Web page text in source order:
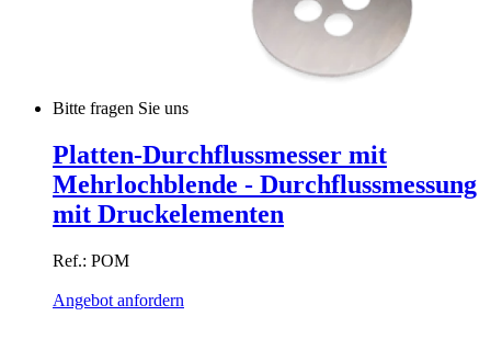
Bitte fragen Sie uns
Platten-Durchflussmesser mit
Mehrlochblende - Durchflussmessung
mit Druckelementen
Ref.: POM
Angebot anfordern